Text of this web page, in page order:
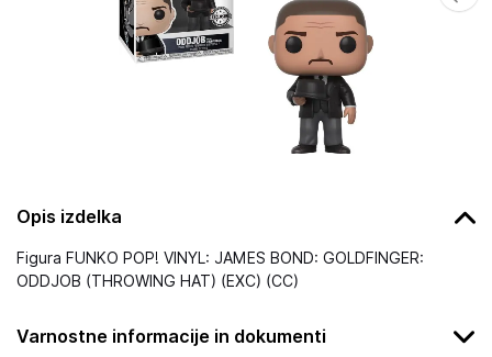
Opis izdelka
Figura FUNKO POP! VINYL: JAMES BOND: GOLDFINGER:
ODDJOB (THROWING HAT) (EXC) (CC)
Varnostne informacije in dokumenti